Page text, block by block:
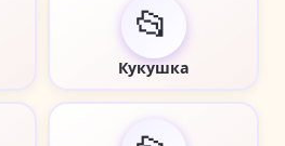
📂
Кукушка